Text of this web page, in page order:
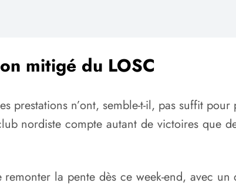
mitigé du LOSC
prestations n’ont, semble-t-il, pas suffit
nordiste compte autant de victoires que
la pente dès ce week-end, avec un